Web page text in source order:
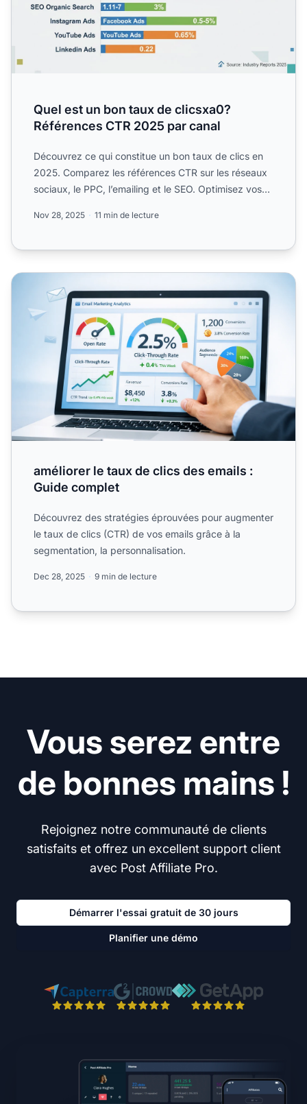
Quel est un bon taux de clicsxa0?
Références CTR 2025 par canal
Découvrez ce qui constitue un bon taux de clics en
2025. Comparez les références CTR sur les réseaux
sociaux, le PPC, l’emailing et le SEO. Optimisez vos
Nov 28, 2025 11 min de lecture
améliorer le taux de clics des emails : Guide complet
améliorer le taux de clics des emails :
Guide complet
Découvrez des stratégies éprouvées pour augmenter
le taux de clics (CTR) de vos emails grâce à la
segmentation, la personnalisation.
Dec 28, 2025 9 min de lecture
Vous serez entre
de bonnes mains !
Rejoignez notre communauté de clients
satisfaits et offrez un excellent support client
avec Post Affiliate Pro.
Démarrer l'essai gratuit de 30 jours
Planifier une démo